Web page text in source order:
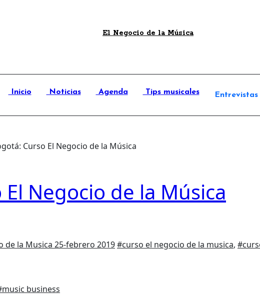
El Negocio de la Música
Inicio Noticias Agenda Tips musicales Entrevistas
Curso El Negocio de la Música
Negocio de la Música
de la Musica 25-febrero 2019#curso el negocio de la musica,
business